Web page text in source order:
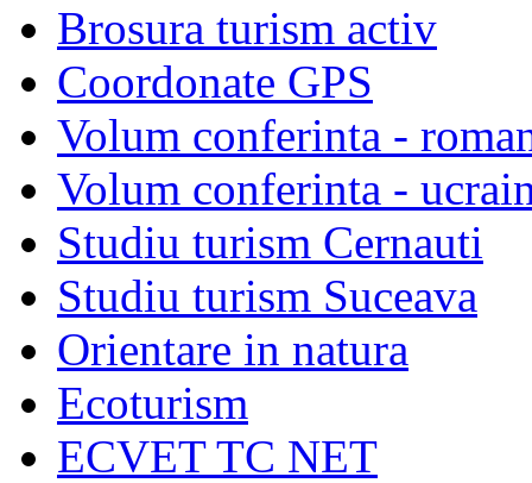
Brosura turism activ
Coordonate GPS
Volum conferinta -
Volum conferinta -
Studiu turism Cernauti
Studiu turism Suceava
Orientare in natura
Ecoturism
ECVET TC NET